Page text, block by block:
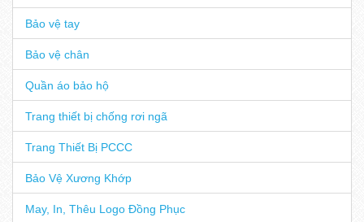
Bảo vệ tay
Bảo vệ chân
Quần áo bảo hộ
Trang thiết bị chống rơi ngã
Trang Thiết Bị PCCC
Bảo Vệ Xương Khớp
May, In, Thêu Logo Đồng Phục